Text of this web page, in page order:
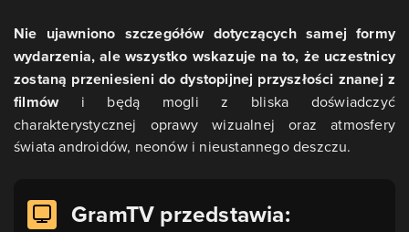
Nie ujawniono szczegółów dotyczących samej formy
wydarzenia, ale wszystko wskazuje na to, że uczestnicy
zostaną przeniesieni do dystopijnej przyszłości znanej z
filmówi będą mogli z bliska doświadczyć
charakterystycznej oprawy wizualnej oraz atmosfery
świata androidów, neonów i nieustannego deszczu.
GramTV przedstawia: